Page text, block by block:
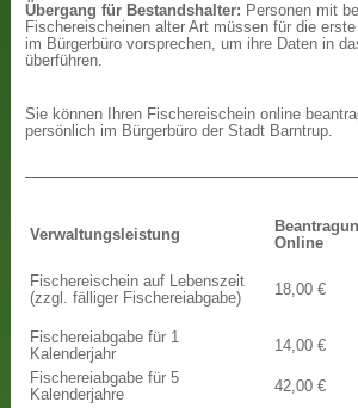
Übergang für Bestandshalter: Personen mit
Fischereischeinen alter Art müssen für die
im Bürgerbüro vorsprechen, um ihre Daten in
überführen.
Sie können Ihren Fischereischein online
persönlich im Bürgerbüro der Stadt Barntrup.
Verwaltungsleistung
Online
Fischereischein auf Lebenszeit
(zzgl. fälliger Fischereiabgabe)
18,00 €
Fischereiabgabe für 1
Kalenderjahr
14,00 €
Fischereiabgabe für 5
Kalenderjahre
42,00 €